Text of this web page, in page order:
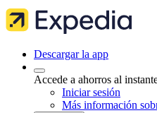
Descargar la app
Accede a ahorros al
Iniciar sesión
Más información